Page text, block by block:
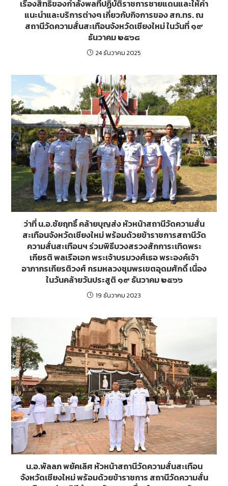
เรื่องสิทธิของกำลังพลที่ปฏิบัติราชการชายแดนและให้คำ
แนะนำและบริการต่างๆ เกี่ยวกับกิจการของ สก.ทร. ณ
สถานีวัดความสั่นสะเทือนจังหวัดเชียงใหม่ ในวันที่ ๑๙
ธันวาคม ๒๕๖๘
24 ธันวาคม 2025
ว่าที่ น.อ.ชัยฤทธิ์ คล้ายบุญส่ง หัวหน้าสถานีวัดความสั่น
สะเทือนจังหวัดเชียงใหม่ พร้อมด้วยข้าราชการสถานีวัด
ความสั่นสะเทือนฯ ร่วมพิธีบวงสรวงสักการะเทิดพระ
เกียรติ พลเรือเอก พระเจ้าบรมวงศ์เธอ พระองค์เจ้า
อาภากรเกียรติวงศ์​ กรมหลวงชุมพรเขตอุดมศักดิ์ เนื่อง
ในวันคล้ายวันประสูติ ๑๙ ธันวาคม ๒๕๖๖
19 ธันวาคม 2023
น.อ.พัลลภ พยัคเลิศ หัวหน้าสถานีวัดความสั่นสะเทือน
จังหวัดเชียงใหม่ พร้อมด้วยข้าราชการ สถานีวัดความสั่น